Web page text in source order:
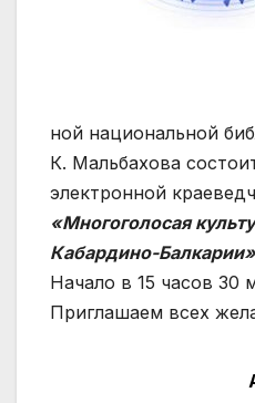
ной национальной
К. Мальбахова
электронной
«Многоголосая
Кабардино-Балкарии»
Начало в 15 часов 30
Приглашаем всех